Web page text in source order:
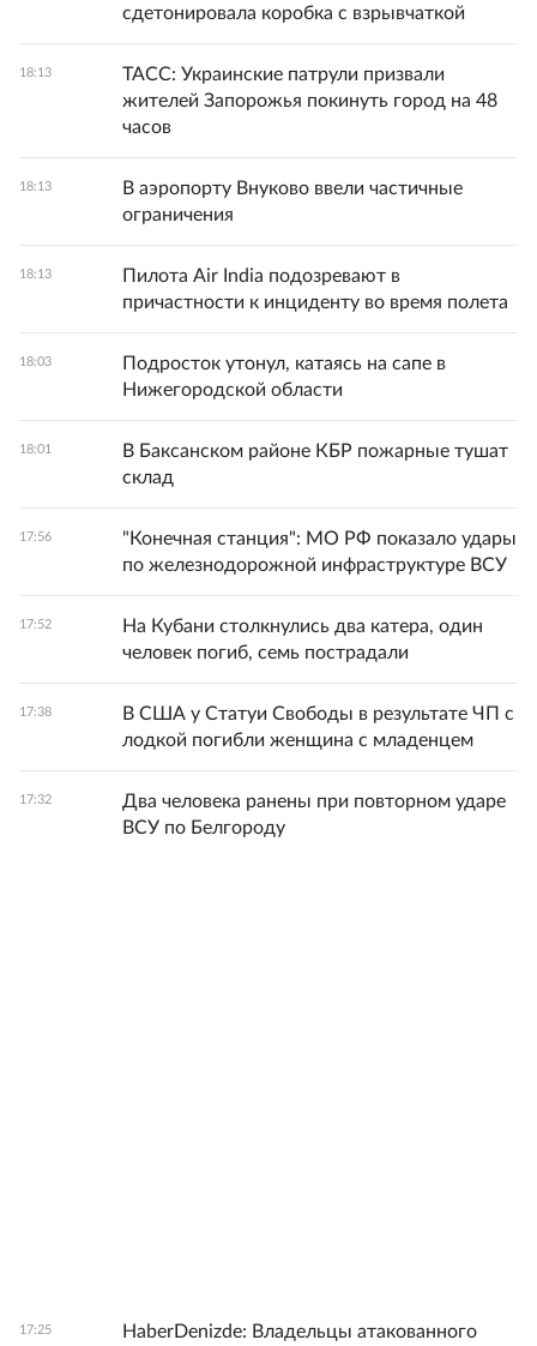
сдетонировала коробка с взрывчаткой
18:13
ТАСС: Украинские патрули призвали
жителей Запорожья покинуть город на 48
часов
18:13
В аэропорту Внуково ввели частичные
ограничения
18:13
Пилота Air India подозревают в
причастности к инциденту во время полета
18:03
Подросток утонул, катаясь на сапе в
Нижегородской области
18:01
В Баксанском районе КБР пожарные тушат
склад
17:56
"Конечная станция": МО РФ показало удары
по железнодорожной инфраструктуре ВСУ
17:52
На Кубани столкнулись два катера, один
человек погиб, семь пострадали
17:38
В США у Статуи Свободы в результате ЧП с
лодкой погибли женщина с младенцем
17:32
Два человека ранены при повторном ударе
ВСУ по Белгороду
17:25
HaberDenizde: Владельцы атакованного